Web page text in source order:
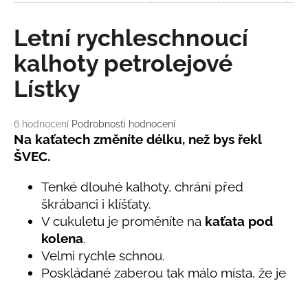
Průměrné
hodnocení
produktu
je
hvězdiček.
6 hodnocení Podrobnosti hodnocení
Letní rychleschnoucí
kalhoty petrolejové
Lístky
Na kaťatech změníte délku, než bys řekl
ŠVEC.
Tenké dlouhé kalhoty, chrání před
škrábanci i klíšťaty.
V cukuletu je proměníte na kaťata pod
kolena.
Velmi rychle schnou.
Poskládané zaberou tak málo místa, že je
p
o
r
u
č
j
e
m
LETNÍ
RYCHLESCHNOUCÍ
KALHOTY
TYRKYSOVÉ
KORÁLKY